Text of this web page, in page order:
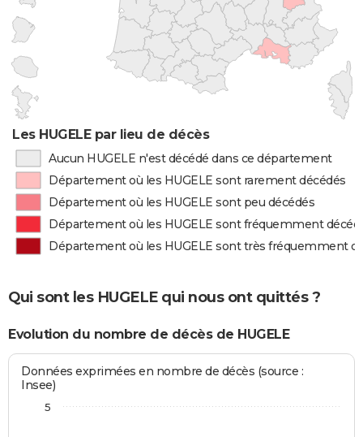
Les HUGELE par lieu de décès
Aucun HUGELE n'est décédé dans ce département
Département où les HUGELE sont rarement décédés
Département où les HUGELE sont peu décédés
Département où les HUGELE sont fréquemment
Département où les HUGELE sont très fréquemment
Qui sont les HUGELE qui nous ont quittés ?
Evolution du nombre de décès de HUGELE
Données exprimées en nombre de décès (source :
Insee)
5